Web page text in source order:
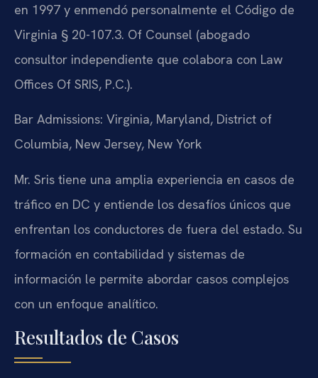
en 1997 y enmendó personalmente el Código de
Virginia § 20-107.3. Of Counsel (abogado
consultor independiente que colabora con Law
Offices Of SRIS, P.C.).
Bar Admissions: Virginia, Maryland, District of
Columbia, New Jersey, New York
Mr. Sris tiene una amplia experiencia en casos de
tráfico en DC y entiende los desafíos únicos que
enfrentan los conductores de fuera del estado. Su
formación en contabilidad y sistemas de
información le permite abordar casos complejos
con un enfoque analítico.
Resultados de Casos